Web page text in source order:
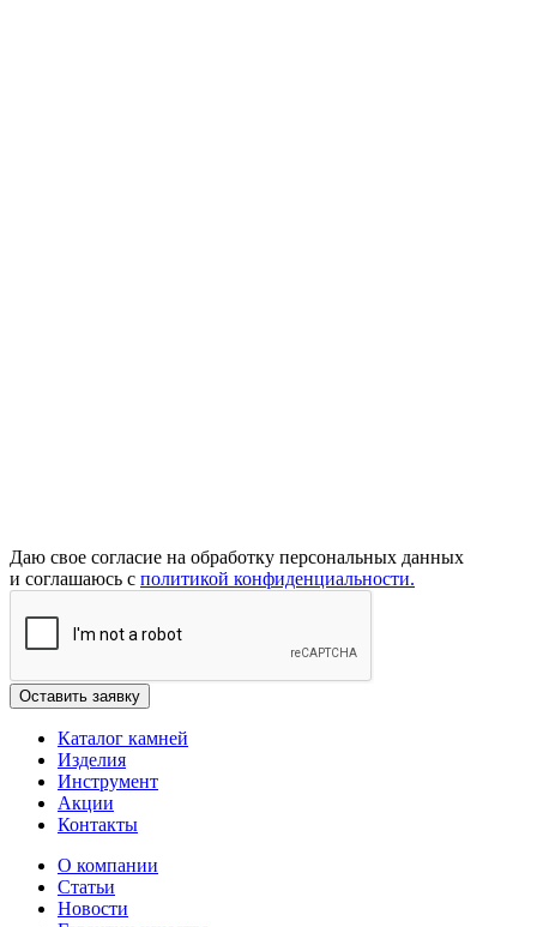
Даю свое согласие на обработку персональных данных
и соглашаюсь с политикой конфиденциальности.
Каталог камней
Изделия
Инструмент
Акции
Контакты
О компании
Статьи
Новости